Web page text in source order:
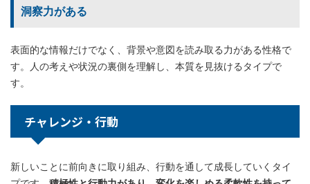
洞察力がある
表面的な情報だけでなく、背景や意図を読み取る力がある性格で
す。人の考えや状況の裏側を理解し、本質を見抜けるタイプで
す。
チャレンジ・行動
新しいことに前向きに取り組み、行動を通して成長していくタイ